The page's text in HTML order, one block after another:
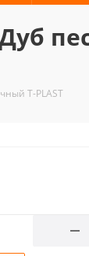
T-PLAST